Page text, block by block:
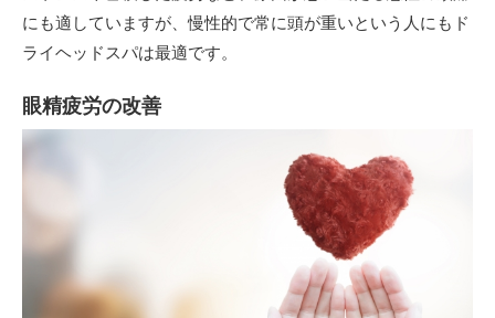
にも適していますが、慢性的で常に頭が重いという人にもド
ライヘッドスパは最適です。
眼精疲労の改善